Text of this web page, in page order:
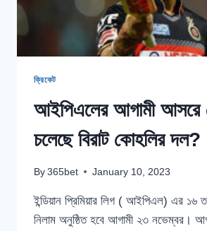
ক্রিকেট
আইপিএলের আগামী আসরে
চলেছে বিরাট কোহলির দল?
By 365bet January 10, 2023
ইন্ডিয়ান প্রিমিয়ার লিগ ( আইপিএল) এর ১৬
নিলাম অনুষ্ঠিত হবে আগামী ২৩ নভেম্বর।